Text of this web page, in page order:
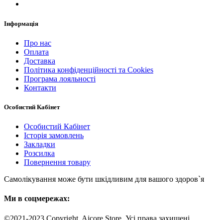
Інформація
Про нас
Оплата
Доставка
Політика конфіденційності та Cookies
Програма лояльності
Контакти
Особистий Кабінет
Особистий Кабінет
Історія замовлень
Закладки
Розсилка
Повернення товару
Самолікування може бути шкідливим для вашого здоров`я
Ми в соцмережах:
©2021-2023 Copyright. Aicore Store. Усi права захищенi.